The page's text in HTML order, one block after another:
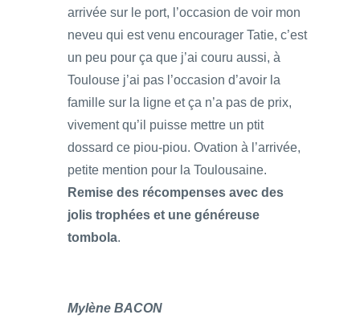
arrivée sur le port, l’occasion de voir mon
neveu qui est venu encourager Tatie, c’est
un peu pour ça que j’ai couru aussi, à
Toulouse j’ai pas l’occasion d’avoir la
famille sur la ligne et ça n’a pas de prix,
vivement qu’il puisse mettre un ptit
dossard ce piou-piou. Ovation à l’arrivée,
petite mention pour la Toulousaine.
Remise des récompenses avec des
jolis trophées et une généreuse
tombola.
Mylène BACON